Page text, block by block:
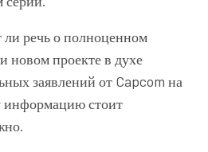
ли речь о полноценном
новом проекте в духе
заявлений от Capcom на
информацию стоит